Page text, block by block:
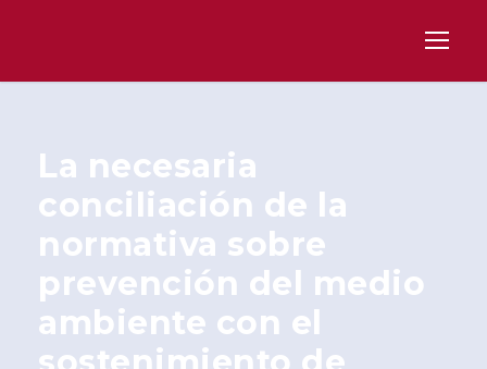
La necesaria
conciliación de la
normativa sobre
prevención del medio
ambiente con el